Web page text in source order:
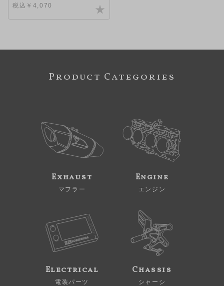
税込￥4,070
Product Categories
Exhaust
マフラー
Engine
エンジン
Electrical
電装パーツ
Chassis
シャーシ